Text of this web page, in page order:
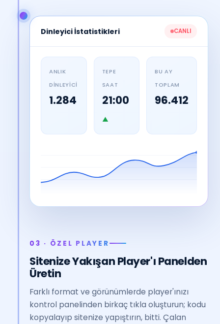
Dinleyici İstatistikleri CANLI
ANLIK
DINLEYICI
1.284
TEPE
SAAT
21:00
▲
BU AY
TOPLAM
96.412
03 · ÖZEL PLAYER
Sitenize Yakışan Player'ı Panelden
Üretin
Farklı format ve görünümlerde player'ınızı
kontrol panelinden birkaç tıkla oluşturun; kodu
kopyalayıp sitenize yapıştırın, bitti. Çalan